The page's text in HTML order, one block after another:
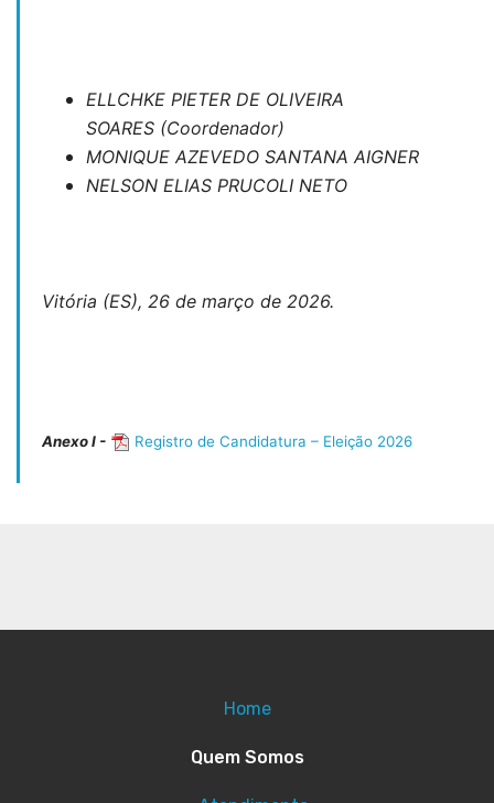
ELLCHKE PIETER DE OLIVEIRA
SOARES (Coordenador)
MONIQUE AZEVEDO SANTANA AIGNER
NELSON ELIAS PRUCOLI NETO
Vitória (ES), 26 de março de 2026.
Anexo I - Registro de Candidatura – Eleição 2026
Home
Quem Somos